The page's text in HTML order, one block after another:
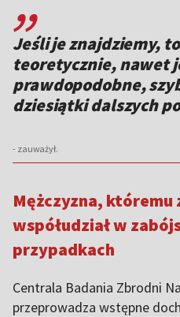
Jeśli je znajdziemy,
teoretycznie, nawet
prawdopodobne,
dziesiątki dalszych
- zauważył.
Mężczyzna, któremu
współudział w
przypadkach
Centrala Badania Zbrodni
przeprowadza wstępne